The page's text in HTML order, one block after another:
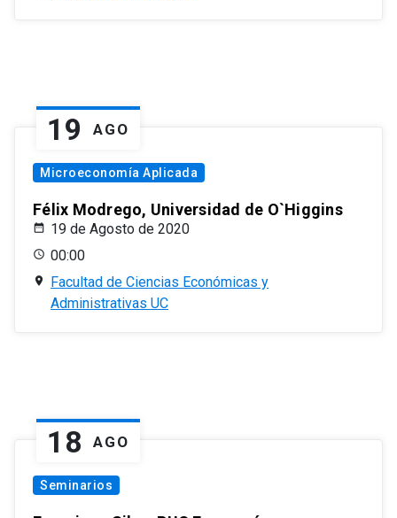
19 AGO
Microeconomía Aplicada
Félix Modrego, Universidad de O`Higgins
19 de Agosto de 2020
00:00
Facultad de Ciencias Económicas y
Administrativas UC
18 AGO
Seminarios